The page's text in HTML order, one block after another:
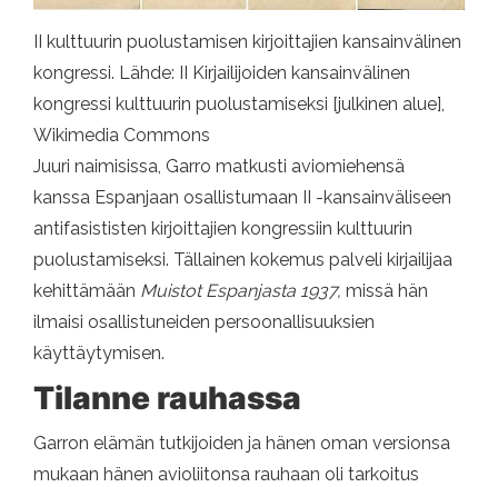
II kulttuurin puolustamisen kirjoittajien kansainvälinen
kongressi. Lähde: II Kirjailijoiden kansainvälinen
kongressi kulttuurin puolustamiseksi [julkinen alue],
Wikimedia Commons
Juuri naimisissa, Garro matkusti aviomiehensä
kanssa Espanjaan osallistumaan II -kansainväliseen
antifasististen kirjoittajien kongressiin kulttuurin
puolustamiseksi. Tällainen kokemus palveli kirjailijaa
kehittämään Muistot Espanjasta 1937, missä hän
ilmaisi osallistuneiden persoonallisuuksien
käyttäytymisen.
Tilanne rauhassa
Garron elämän tutkijoiden ja hänen oman versionsa
mukaan hänen avioliitonsa rauhaan oli tarkoitus